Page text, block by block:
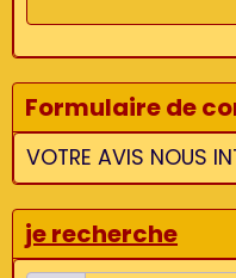
Formulaire de
VOTRE AVIS NOUS
je recherche